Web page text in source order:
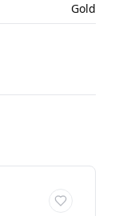
Gold